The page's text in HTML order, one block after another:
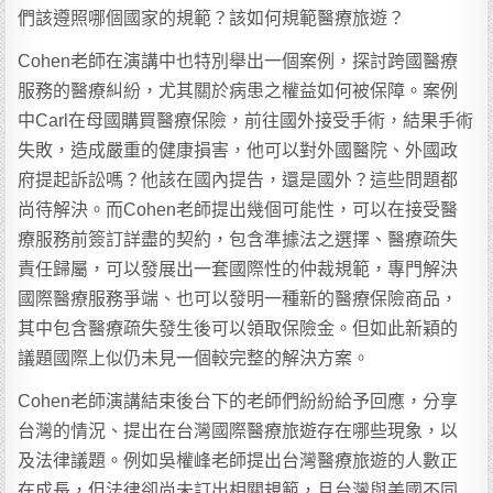
們該遵照哪個國家的規範？該如何規範醫療旅遊？
Cohen老師在演講中也特別舉出一個案例，探討跨國醫療
服務的醫療糾紛，尤其關於病患之權益如何被保障。案例
中Carl在母國購買醫療保險，前往國外接受手術，結果手術
失敗，造成嚴重的健康損害，他可以對外國醫院、外國政
府提起訴訟嗎？他該在國內提告，還是國外？這些問題都
尚待解決。而Cohen老師提出幾個可能性，可以在接受醫
療服務前簽訂詳盡的契約，包含準據法之選擇、醫療疏失
責任歸屬，可以發展出一套國際性的仲裁規範，專門解決
國際醫療服務爭端、也可以發明一種新的醫療保險商品，
其中包含醫療疏失發生後可以領取保險金。但如此新穎的
議題國際上似仍未見一個較完整的解決方案。
Cohen老師演講結束後台下的老師們紛紛給予回應，分享
台灣的情況、提出在台灣國際醫療旅遊存在哪些現象，以
及法律議題。例如吳權峰老師提出台灣醫療旅遊的人數正